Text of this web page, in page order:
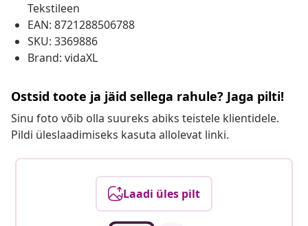
Tekstileen
EAN: 8721288506788
SKU: 3369886
Brand: vidaXL
Ostsid toote ja jäid sellega rahule? Jaga pilti!
Sinu foto võib olla suureks abiks teistele klientidele.
Pildi üleslaadimiseks kasuta allolevat linki.
Laadi üles pilt